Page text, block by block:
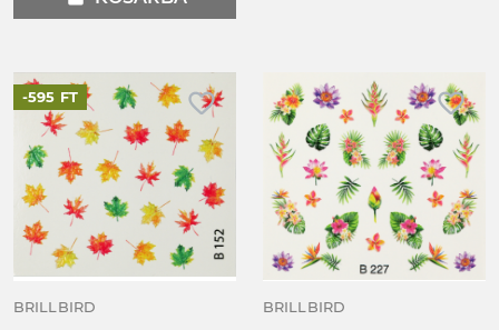
favorite_border
-595 FT
BRILLBIRD
favorite_border
BRILLBIRD